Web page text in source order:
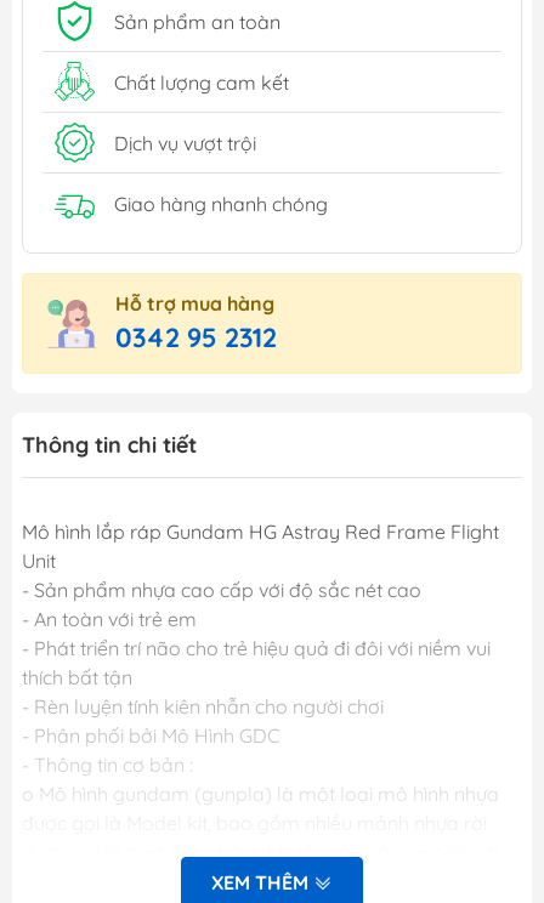
Sản phẩm an toàn
Chất lượng cam kết
Dịch vụ vượt trội
Giao hàng nhanh chóng
Hỗ trợ mua hàng
0342 95 2312
Thông tin chi tiết
Mô hình lắp ráp Gundam HG Astray Red Frame Flight
Unit
- Sản phẩm nhựa cao cấp với độ sắc nét cao
- An toàn với trẻ em
- Phát triển trí não cho trẻ hiệu quả đi đôi với niềm vui
thích bất tận
- Rèn luyện tính kiên nhẫn cho người chơi
- Phân phối bởi Mô Hình GDC
- Thông tin cơ bản :
o Mô hình gundam (gunpla) là một loại mô hình nhựa
được gọi là part (bộ phận), khi lắp ráp các part lại với
nhau sẽ được mô hình hoàn chỉnh. Các mảnh nhựa rời
XEM THÊM